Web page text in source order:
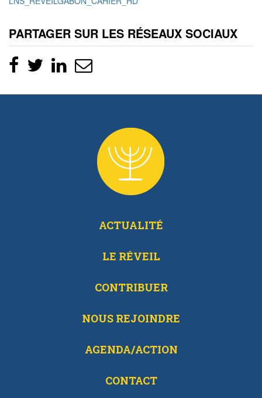
PARTAGER SUR LES RÉSEAUX SOCIAUX
ACTUALITÉ
LE RÉVEIL
CONTRIBUER
NOUS REJOINDRE
AGENDA/ACTION
CONTACT